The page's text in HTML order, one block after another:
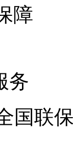
障
务
国联